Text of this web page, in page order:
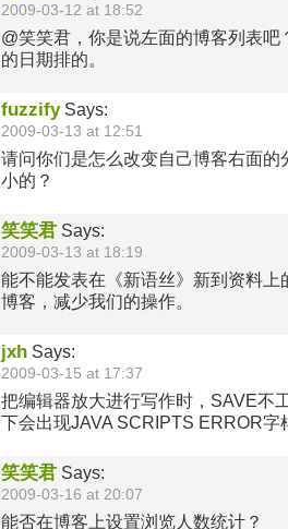
2009-03-12 at 18:52
@笑笑君，你是说左面的博客列表吧
的日期排的。
fuzzifySays:
2009-03-13 at 12:51
请问你们是怎么改变自己博客右面的
小的？
笑笑君 Says:
2009-03-13 at 18:19
能不能发表在《新语丝》新到资料上
博客，减少我们的操作。
jxh Says:
2009-03-15 at 17:37
把编辑器放大进行写作时，SAVE不
下会出现JAVA SCRIPTS ERROR字
笑笑君 Says:
2009-03-16 at 20:07
能否在博客上设置浏览人数统计？